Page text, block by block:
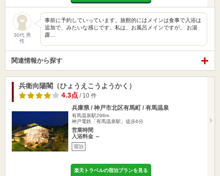
30代 男
性
事前に予約していっています。旅館的にはメインは食事で入浴は
追加で、みたいな感じです。私は、お風呂メインですが。 お湯
露…
関連情報から探す
兵衛向陽閣（ひょうえこうようかく）
4.3点 / 10 件
兵庫県 / 神戸市北区有馬町 / 有馬温泉
有馬温泉駅298m
神戸電鉄「有馬温泉駅」徒歩6分
営業時間
入浴料金 ～
宿泊
楽天トラベルの宿泊プランを見る